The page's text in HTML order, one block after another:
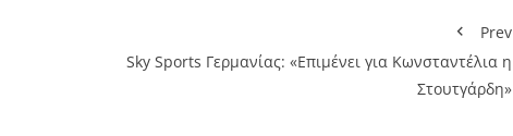
Prev
Sky Sports Γερμανίας: «Επιμένει για Κωνσταντέλια η
Στουτγάρδη»